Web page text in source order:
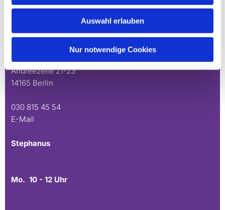
Auswahl erlauben
Nur notwendige Cookies
Schönow-Buschgraben
Mo. 10 - 12 Uhr
Do. 16.30 - 18.30 Uhr
Andréezeile 21-23
14165 Berlin
030 815 45 54
E-Mail
Stephanus
Mo. 10 - 12 Uhr